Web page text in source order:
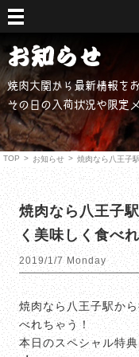
焼肉大関から最新情報を
その日の入荷状況や限定
TOP > お知らせ > 焼肉なら八王子
焼肉なら八王子
く美味しく食べ
2019/1/7 Monday
焼肉なら八王子駅か
べれちゃう！
本日のスペシャル特